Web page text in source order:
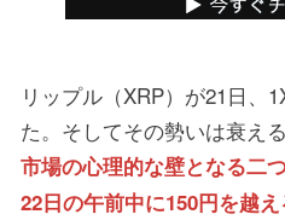
リップル（XRP）が21日、
た。そしてその勢いは衰え
市場の心理的な壁となる二
22日の午前中に150円を越